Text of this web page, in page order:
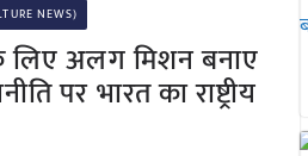
NEWS)
अलग मिशन बनाए
पर भारत का राष्ट्रीय